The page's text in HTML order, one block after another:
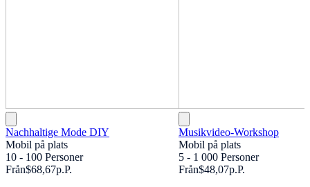
Nachhaltige Mode DIY
Mobil på plats
10 - 100 Personer
Från$68,67p.P.
Musikvideo-Workshop
Mobil på plats
5 - 1 000 Personer
Från$48,07p.P.